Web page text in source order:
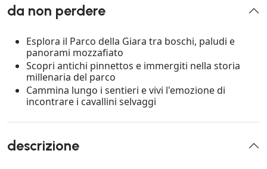
da non perdere
Esplora il Parco della Giara tra boschi, paludi e
panorami mozzafiato
Scopri antichi pinnettos e immergiti nella storia
millenaria del parco
Cammina lungo i sentieri e vivi l'emozione di
incontrare i cavallini selvaggi
descrizione